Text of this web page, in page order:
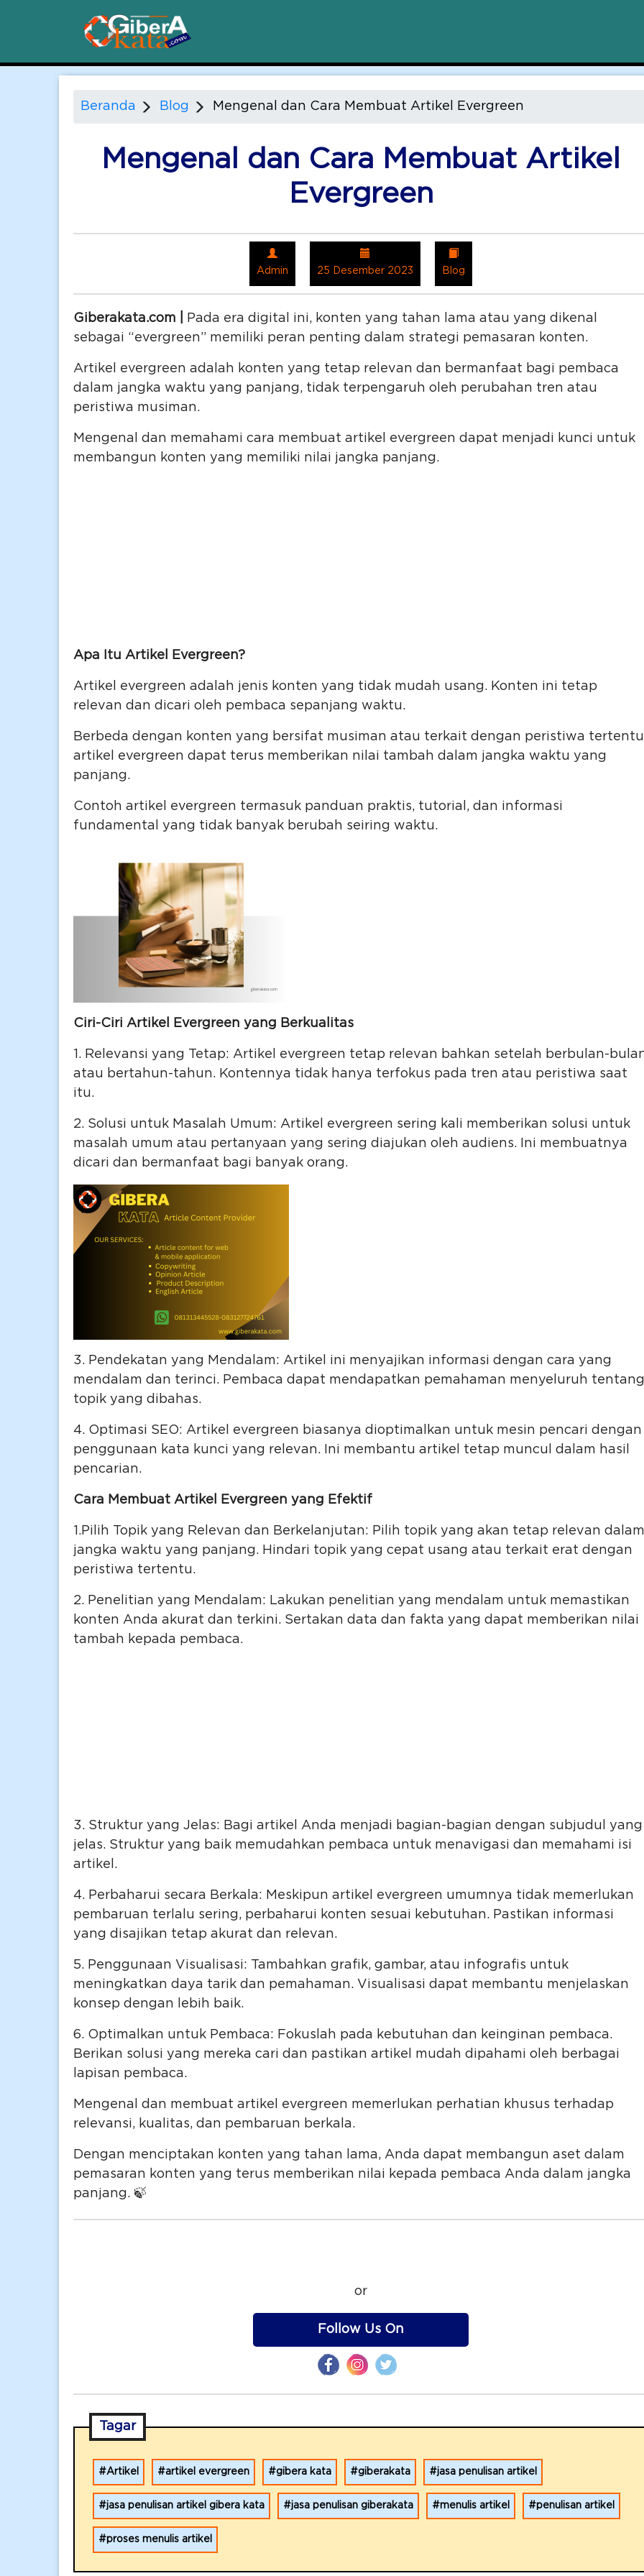
Beranda Blog Mengenal dan Cara Membuat Artikel Evergreen
Mengenal dan Cara Membuat Artikel
Evergreen
Admin 25 Desember 2023 Blog
Giberakata.com |
Pada era digital ini, konten yang tahan lama atau yang dikenal
sebagai “evergreen” memiliki peran penting dalam strategi pemasaran konten.
Artikel evergreen adalah konten yang tetap relevan dan bermanfaat bagi pembaca
dalam jangka waktu yang panjang, tidak terpengaruh oleh perubahan tren atau
peristiwa musiman.
Mengenal dan memahami cara membuat artikel evergreen dapat menjadi kunci untuk
membangun konten yang memiliki nilai jangka panjang.
Apa Itu Artikel Evergreen?
Artikel evergreen adalah jenis konten yang tidak mudah usang. Konten ini tetap
relevan dan dicari oleh pembaca sepanjang waktu.
Berbeda dengan konten yang bersifat musiman atau terkait dengan peristiwa
artikel evergreen dapat terus memberikan nilai tambah dalam jangka waktu yang
panjang.
Contoh artikel evergreen termasuk panduan praktis, tutorial, dan informasi
fundamental yang tidak banyak berubah seiring waktu.
Ciri-Ciri Artikel Evergreen yang Berkualitas
1. Relevansi yang Tetap: Artikel evergreen tetap relevan bahkan setelah berbulan-
atau bertahun-tahun. Kontennya tidak hanya terfokus pada tren atau peristiwa saat
itu.
2. Solusi untuk Masalah Umum: Artikel evergreen sering kali memberikan solusi untuk
masalah umum atau pertanyaan yang sering diajukan oleh audiens. Ini membuatnya
dicari dan bermanfaat bagi banyak orang.
3. Pendekatan yang Mendalam: Artikel ini menyajikan informasi dengan cara yang
mendalam dan terinci. Pembaca dapat mendapatkan pemahaman menyeluruh tentang
topik yang dibahas.
4. Optimasi SEO: Artikel evergreen biasanya dioptimalkan untuk mesin pencari dengan
penggunaan kata kunci yang relevan. Ini membantu artikel tetap muncul dalam hasil
pencarian.
Cara Membuat Artikel Evergreen yang Efektif
1.Pilih Topik yang Relevan dan Berkelanjutan: Pilih topik yang akan tetap relevan dalam
jangka waktu yang panjang. Hindari topik yang cepat usang atau terkait erat dengan
peristiwa tertentu.
2. Penelitian yang Mendalam: Lakukan penelitian yang mendalam untuk memastikan
konten Anda akurat dan terkini. Sertakan data dan fakta yang dapat memberikan nilai
tambah kepada pembaca.
3. Struktur yang Jelas: Bagi artikel Anda menjadi bagian-bagian dengan subjudul yang
jelas. Struktur yang baik memudahkan pembaca untuk menavigasi dan memahami isi
artikel.
4. Perbaharui secara Berkala: Meskipun artikel evergreen umumnya tidak memerlukan
pembaruan terlalu sering, perbaharui konten sesuai kebutuhan. Pastikan informasi
yang disajikan tetap akurat dan relevan.
5. Penggunaan Visualisasi: Tambahkan grafik, gambar, atau infografis untuk
meningkatkan daya tarik dan pemahaman. Visualisasi dapat membantu menjelaskan
konsep dengan lebih baik.
6. Optimalkan untuk Pembaca: Fokuslah pada kebutuhan dan keinginan pembaca.
Berikan solusi yang mereka cari dan pastikan artikel mudah dipahami oleh berbagai
lapisan pembaca.
Mengenal dan membuat artikel evergreen memerlukan perhatian khusus terhadap
relevansi, kualitas, dan pembaruan berkala.
Dengan menciptakan konten yang tahan lama, Anda dapat membangun aset dalam
pemasaran konten yang terus memberikan nilai kepada pembaca Anda dalam jangka
panjang. 🍃
or
Follow Us On
Tagar
Artikel artikel evergreen gibera kata giberakata jasa penulisan artikel
jasa penulisan artikel gibera kata jasa penulisan giberakata menulis artikel penulisan artikel
proses menulis artikel